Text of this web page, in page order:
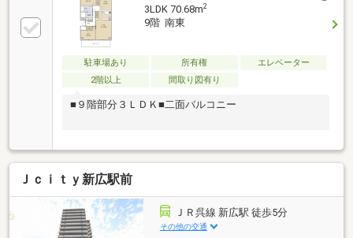
４分■スーパー呉中央店まで徒歩7分■呉駅ビル「クレ
スト」まで徒歩6分■ドラッグストアザグザグ呉中央店
徒歩7分■認定こども園呉第一こども園まで徒歩8分■呉
市立呉中央中学校まで徒歩11分■呉市立呉中央小学校
まで徒歩11分■呉警察署まで徒歩2分
3LDK 70.68m2
9階 南東
駐車場あり 所有権
エレベーター
2階以上
間取り図有り
■９階部分３ＬＤＫ■二面バルコニー
Ｊｃｉｔｙ新広駅前
ＪＲ呉線 新広駅 徒歩5分
その他の交通